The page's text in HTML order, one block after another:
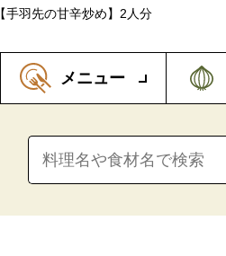
【手羽先の甘辛炒め】2人分
メニュー